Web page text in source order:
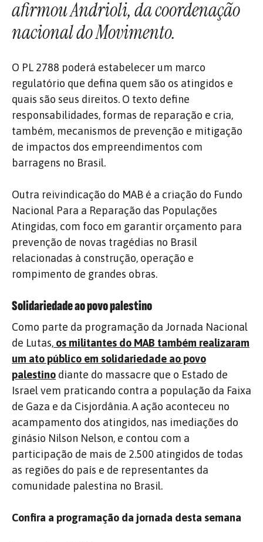
afirmou Andrioli, da coordenação
nacional do Movimento.
O PL 2788 poderá estabelecer um marco
regulatório que defina quem são os atingidos e
quais são seus direitos. O texto define
responsabilidades, formas de reparação e cria,
também, mecanismos de prevenção e mitigação
de impactos dos empreendimentos com
barragens no Brasil.
Outra reivindicação do MAB é a criação do Fundo
Nacional Para a Reparação das Populações
Atingidas, com foco em garantir orçamento para
prevenção de novas tragédias no Brasil
relacionadas à construção, operação e
rompimento de grandes obras.
Solidariedade ao povo palestino
Como parte da programação da Jornada Nacional
de Lutas, os militantes do MAB também realizaram
um ato público em solidariedade ao povo
palestino diante do massacre que o Estado de
Israel vem praticando contra a população da Faixa
de Gaza e da Cisjordânia. A ação aconteceu no
acampamento dos atingidos, nas imediações do
ginásio Nilson Nelson, e contou com a
participação de mais de 2.500 atingidos de todas
as regiões do país e de representantes da
comunidade palestina no Brasil.
Confira a programação da jornada desta semana